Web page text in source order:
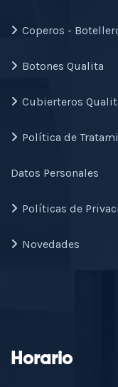
Coperos -
Botones Qualita
Cubierteros
Política de
Datos Personales
Políticas de
Novedades
Horario